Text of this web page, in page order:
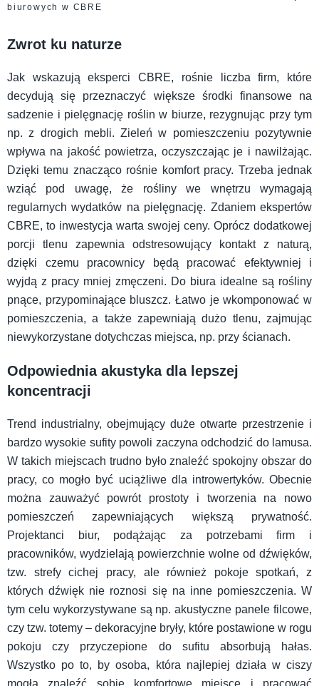
biurowych w CBRE
Zwrot ku naturze
Jak wskazują eksperci CBRE, rośnie liczba firm, które
decydują się przeznaczyć większe środki finansowe na
sadzenie i pielęgnację roślin w biurze, rezygnując przy tym
np. z drogich mebli. Zieleń w pomieszczeniu pozytywnie
wpływa na jakość powietrza, oczyszczając je i nawilżając.
Dzięki temu znacząco rośnie komfort pracy. Trzeba jednak
wziąć pod uwagę, że rośliny we wnętrzu wymagają
regularnych wydatków na pielęgnację. Zdaniem ekspertów
CBRE, to inwestycja warta swojej ceny. Oprócz dodatkowej
porcji tlenu zapewnia odstresowujący kontakt z naturą,
dzięki czemu pracownicy będą pracować efektywniej i
wyjdą z pracy mniej zmęczeni. Do biura idealne są rośliny
pnące, przypominające bluszcz. Łatwo je wkomponować w
pomieszczenia, a także zapewniają dużo tlenu, zajmując
niewykorzystane dotychczas miejsca, np. przy ścianach.
Odpowiednia akustyka dla lepszej
koncentracji
Trend industrialny, obejmujący duże otwarte przestrzenie i
bardzo wysokie sufity powoli zaczyna odchodzić do lamusa.
W takich miejscach trudno było znaleźć spokojny obszar do
pracy, co mogło być uciążliwe dla introwertyków. Obecnie
można zauważyć powrót prostoty i tworzenia na nowo
pomieszczeń zapewniających większą prywatność.
Projektanci biur, podążając za potrzebami firm i
pracowników, wydzielają powierzchnie wolne od dźwięków,
tzw. strefy cichej pracy, ale również pokoje spotkań, z
których dźwięk nie roznosi się na inne pomieszczenia. W
tym celu wykorzystywane są np. akustyczne panele filcowe,
czy tzw. totemy – dekoracyjne bryły, które postawione w rogu
pokoju czy przyczepione do sufitu absorbują hałas.
Wszystko po to, by osoba, która najlepiej działa w ciszy